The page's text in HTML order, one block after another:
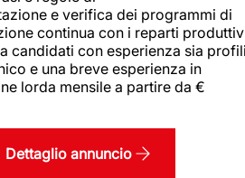
e verifica dei programmi di
continua con i reparti
candidati con esperienza sia
e una breve esperienza in
lorda mensile a partire da €
Dettaglio annuncio